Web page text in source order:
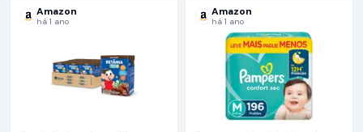
Amazon
há 1 ano
Amazon
há 1 ano